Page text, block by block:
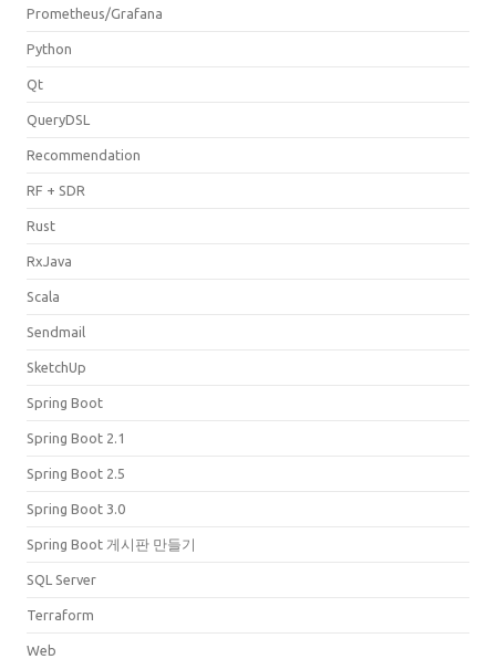
Prometheus/Grafana
Python
Qt
QueryDSL
Recommendation
RF + SDR
Rust
RxJava
Scala
Sendmail
SketchUp
Spring Boot
Spring Boot 2.1
Spring Boot 2.5
Spring Boot 3.0
Spring Boot 게시판 만들기
SQL Server
Terraform
Web